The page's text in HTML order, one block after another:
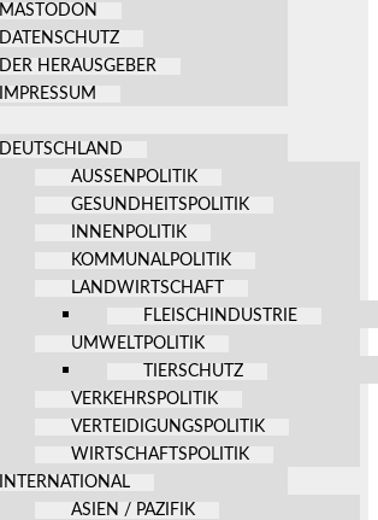
MASTODON
DATENSCHUTZ
DER HERAUSGEBER
IMPRESSUM
DEUTSCHLAND
AUSSENPOLITIK
GESUNDHEITSPOLITIK
INNENPOLITIK
KOMMUNALPOLITIK
LANDWIRTSCHAFT
FLEISCHINDUSTRIE
UMWELTPOLITIK
TIERSCHUTZ
VERKEHRSPOLITIK
VERTEIDIGUNGSPOLITIK
WIRTSCHAFTSPOLITIK
INTERNATIONAL
ASIEN / PAZIFIK